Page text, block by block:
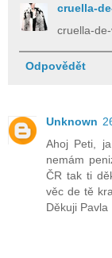
cruella-
cruella-
Odpovědět
Unknown
Ahoj Peti,
nemám
ČR tak ti
věc de tě
Děkuji Pavla